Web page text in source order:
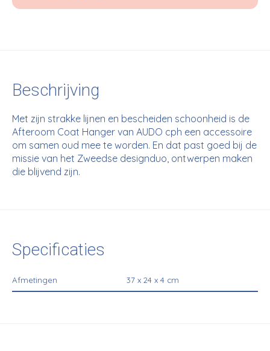
Beschrijving
Met zijn strakke lijnen en bescheiden schoonheid is de
Afteroom Coat Hanger van AUDO cph een accessoire
om samen oud mee te worden. En dat past goed bij de
missie van het Zweedse designduo, ontwerpen maken
die blijvend zijn.
Specificaties
Afmetingen 37 x 24 x 4 cm